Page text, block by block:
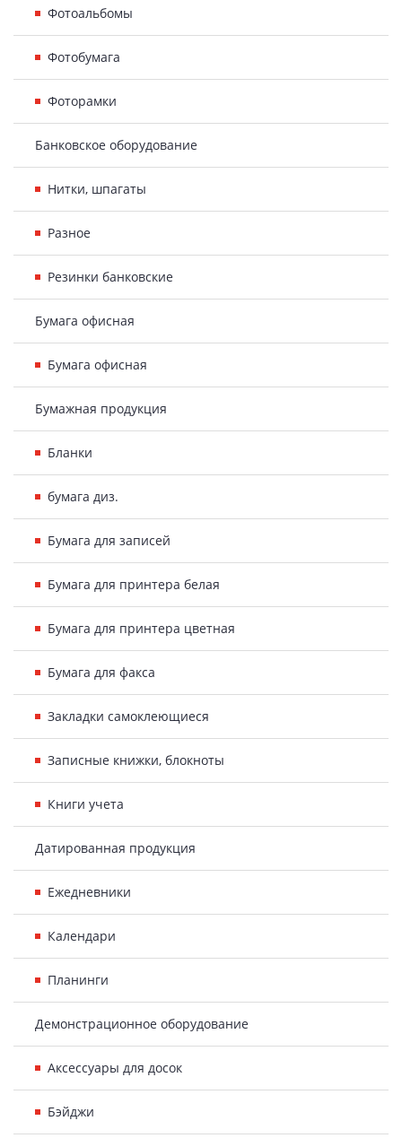
Фотоальбомы
Фотобумага
Фоторамки
Банковское оборудование
Нитки, шпагаты
Разное
Резинки банковские
Бумага офисная
Бумага офисная
Бумажная продукция
Бланки
бумага диз.
Бумага для записей
Бумага для принтера белая
Бумага для принтера цветная
Бумага для факса
Закладки самоклеющиеся
Записные книжки, блокноты
Книги учета
Датированная продукция
Ежедневники
Календари
Планинги
Демонстрационное оборудование
Аксессуары для досок
Бэйджи